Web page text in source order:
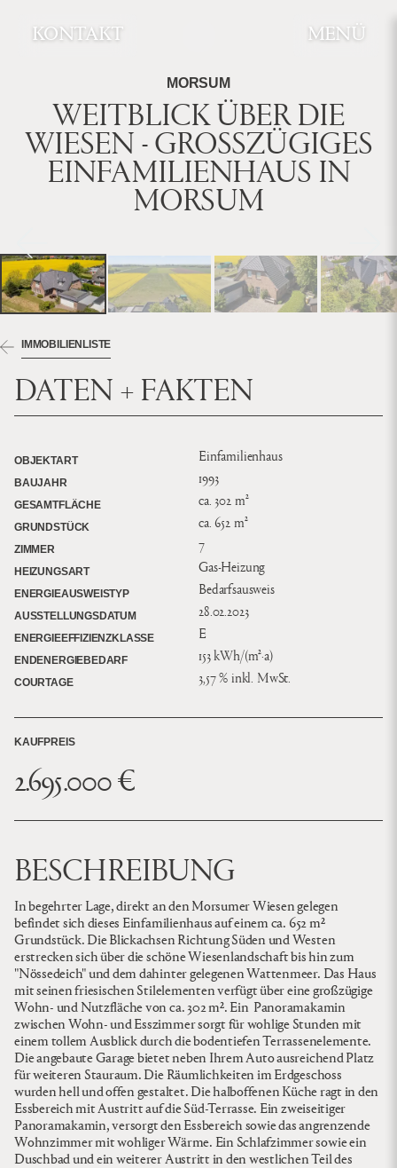
KONTAKT MENÜ
MORSUM
WEITBLICK ÜBER DIE
WIESEN - GROSSZÜGIGES E
INFAMILIENHAUS IN M
ORSUM
IMMOBILIENLISTE
DATEN + FAKTEN
OBJEKTART Einfamilienhaus
BAUJAHR 1993
GESAMTFLÄCHE ca. 302 m²
GRUNDSTÜCK ca. 652 m²
ZIMMER 7
HEIZUNGSART Gas-Heizung
ENERGIEAUSWEISTYP Bedarfsausweis
AUSSTELLUNGSDATUM 28.02.2023
ENERGIEEFFIZIENZKLASSE E
ENDENERGIEBEDARF 153 kWh/(m²·a)
COURTAGE 3,57 % inkl. MwSt.
KAUFPREIS
2.695.000 €
BESCHREIBUNG
In begehrter Lage, direkt an den Morsumer Wiesen gelegen
befindet sich dieses Einfamilienhaus auf einem ca. 652 m²
Grundstück. Die Blickachsen Richtung Süden und Westen
erstrecken sich über die schöne Wiesenlandschaft bis hin zum
"Nössedeich" und dem dahinter gelegenen Wattenmeer. Das Haus
mit seinen friesischen Stilelementen verfügt über eine großzügige
Wohn- und Nutzfläche von ca. 302 m². Ein Panoramakamin
zwischen Wohn- und Esszimmer sorgt für wohlige Stunden mit
einem tollem Ausblick durch die bodentiefen Terrassenelemente.
Die angebaute Garage bietet neben Ihrem Auto ausreichend Platz
für weiteren Stauraum. Die Räumlichkeiten im Erdgeschoss
wurden hell und offen gestaltet. Die halboffenen Küche ragt in den
Essbereich mit Austritt auf die Süd-Terrasse. Ein zweiseitiger
Panoramakamin, versorgt den Essbereich sowie das angrenzende
Wohnzimmer mit wohliger Wärme. Ein Schlafzimmer sowie ein
Duschbad und ein weiterer Austritt in den westlichen Teil des